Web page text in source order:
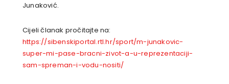
Junaković.
Cijeli članak pročitajte na:
https://sibenskiportal.rtl.hr/sport/m-junakovic-
super-mi-pase-bracni-zivot-a-u-reprezentaciji-
sam-spreman-i-vodu-nositi/